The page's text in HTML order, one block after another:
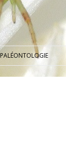
PALÉONTOLOGIE